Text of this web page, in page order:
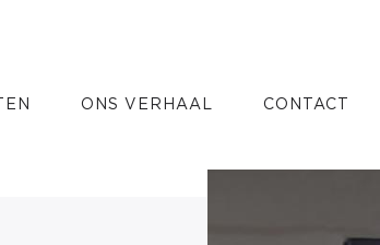
ONS VERHAAL CONTACT